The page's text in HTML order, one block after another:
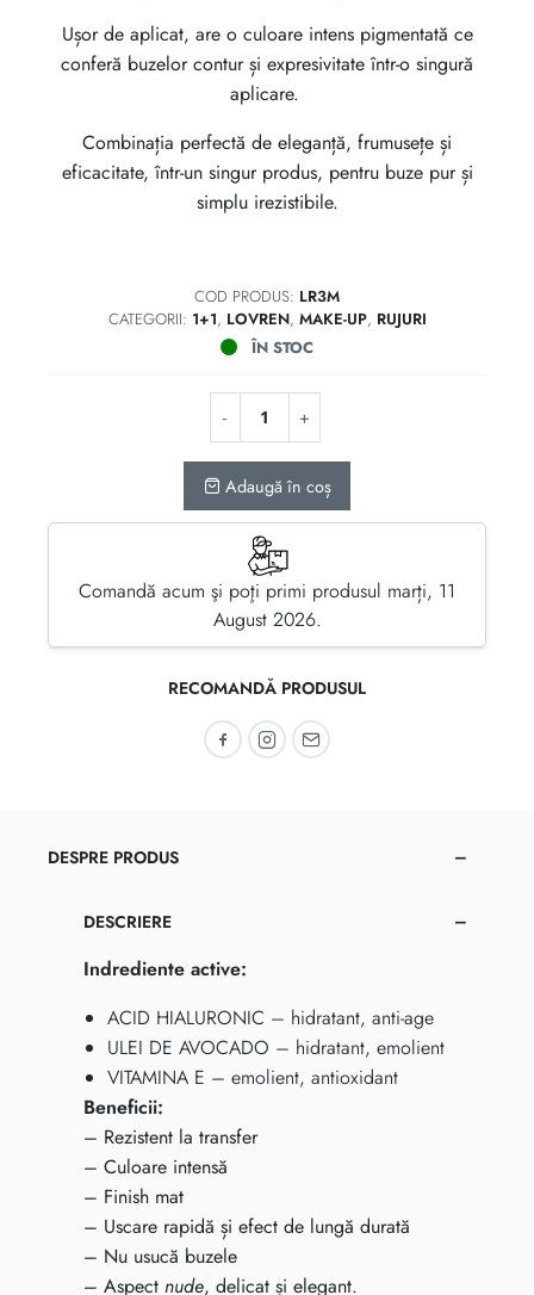
Ușor de aplicat, are o culoare intens pigmentată ce
conferă buzelor contur și expresivitate într-o singură
aplicare.
Combinația perfectă de eleganță, frumusețe și
eficacitate, într-un singur produs, pentru buze pur și
simplu irezistibile.
COD PRODUS: LR3M
CATEGORII: 1+1, LOVREN, MAKE-UP, RUJURI
ÎN STOC
Adaugă în coș
Comandă acum şi poţi primi produsul marți, 11
August 2026.
RECOMANDĂ PRODUSUL
Recomandă pe Facebook
Recomandă pe Instagram
Recomandă prin email
DESPRE PRODUS
DESCRIERE
Indrediente active:
ACID HIALURONIC – hidratant, anti-age
ULEI DE AVOCADO – hidratant, emolient
VITAMINA E – emolient, antioxidant
Beneficii:
– Rezistent la transfer
– Culoare intensă
– Finish mat
– Uscare rapidă și efect de lungă durată
– Nu usucă buzele
– Aspect nude, delicat și elegant.